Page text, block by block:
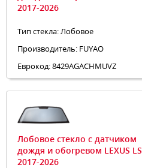
2017-2026
Тип стекла: Лобовое
Производитель: FUYAO
Еврокод: 8429AGACHMUVZ
Лобовое стекло с датчиком
дождя и обогревом LEXUS LS
2017-2026